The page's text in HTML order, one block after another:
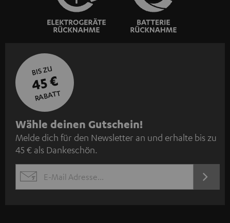
BIS ZU
45 €
RABATT
N
e
w
s
l
Wähle deinen Gutschein!
Melde dich für den Newsletter an und erhalte bis zu
45 € als Dankeschön.
EMAIL
JETZT